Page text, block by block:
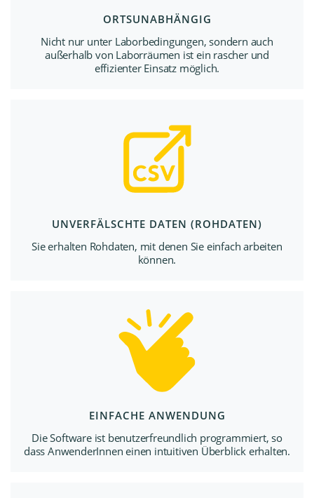
ORTSUNABHÄNGIG
Nicht nur unter Laborbedingungen, sondern auch
außerhalb von Laborräumen ist ein rascher und
effizienter Einsatz möglich.
UNVERFÄLSCHTE DATEN (ROHDATEN)
Sie erhalten Rohdaten, mit denen Sie einfach arbeiten
können.
EINFACHE ANWENDUNG
Die Software ist benutzerfreundlich programmiert, so
dass AnwenderInnen einen intuitiven Überblick erhalten.